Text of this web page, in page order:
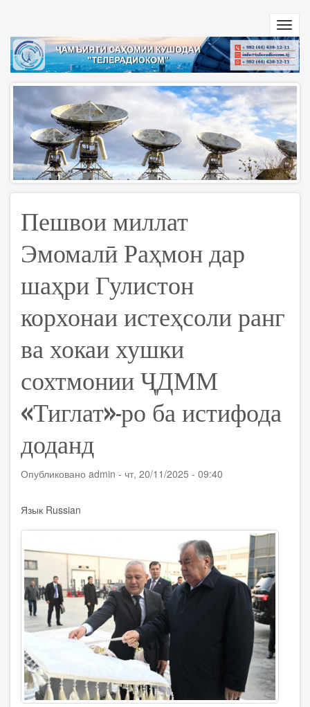
основному
содержанию
Пешвои миллат
Эмомалӣ Раҳмон дар
шаҳри Гулистон
корхонаи истеҳсоли ранг
ва хокаи хушки
сохтмонии ҶДММ
«Тиглат»-ро ба истифода
доданд
Опубликовано admin - чт, 20/11/2025 - 09:40
Язык Russian